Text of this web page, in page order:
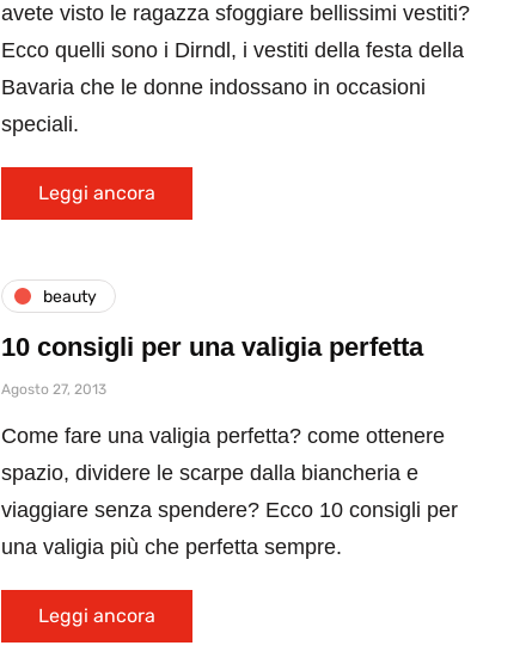
avete visto le ragazza sfoggiare bellissimi vestiti?
Ecco quelli sono i Dirndl, i vestiti della festa della
Bavaria che le donne indossano in occasioni
speciali.
Leggi ancora
beauty
10 consigli per una valigia perfetta
Agosto 27, 2013
Come fare una valigia perfetta? come ottenere
spazio, dividere le scarpe dalla biancheria e
viaggiare senza spendere? Ecco 10 consigli per
una valigia più che perfetta sempre.
Leggi ancora